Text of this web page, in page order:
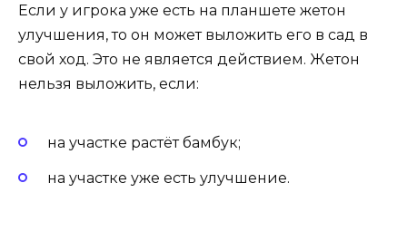
Если у игрока уже есть на планшете жетон
улучшения, то он может выложить его в сад в
свой ход. Это не является действием. Жетон
нельзя выложить, если:
на участке растёт бамбук;
на участке уже есть улучшение.